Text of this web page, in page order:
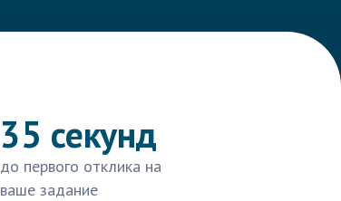
35 секунд
до первого отклика на
ваше задание